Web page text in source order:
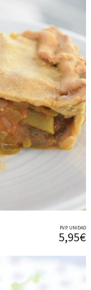
P.V.P. UNIDAD
5,95€